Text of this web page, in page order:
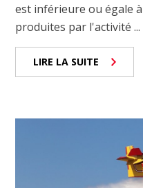
est inférieure ou égale
produites par l'activité ...
LIRE LA SUITE